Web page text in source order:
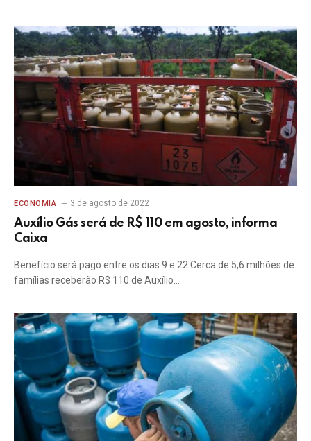
ECONOMIA 3 de agosto de 2022
Auxílio Gás será de R$ 110 em agosto, informa
Caixa
Benefício será pago entre os dias 9 e 22 Cerca de 5,6 milhões de
famílias receberão R$ 110 de Auxílio…